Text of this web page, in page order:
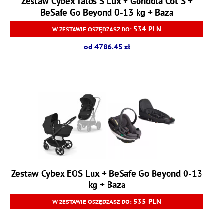
BeSafe Go Beyond 0-13 kg + Baza
W ZESTAWIE OSZĘDZASZ DO: 534 PLN
od 4786.45 zł
Zestaw Cybex EOS Lux + BeSafe Go Beyond 0-13
kg + Baza
W ZESTAWIE OSZĘDZASZ DO: 535 PLN